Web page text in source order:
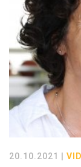
20.10.2021 |